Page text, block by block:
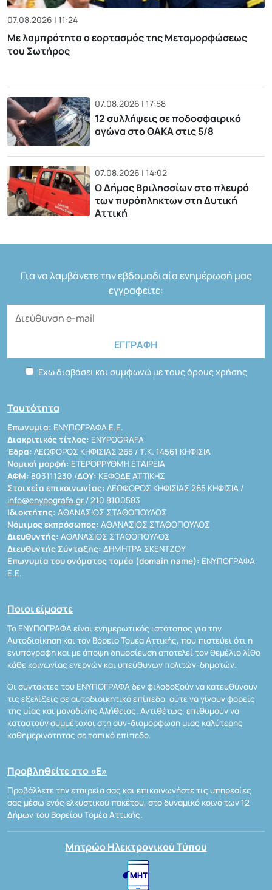
07.08.2026 | 11:24
Με λαμπρότητα ο εορτασμός της Μεταμορφώσεως
του Σωτήρος
07.08.2026 | 17:58
12 συλλήψεις σε ποδοσφαιρικό
αγώνα στο ΟΑΚΑ στις 5/8
07.08.2026 | 14:02
Ο Δήμος Βριλησσίων στο πλευρό
των πυρόπληκτων στη Δυτική
Αττική
Για να λαμβάνετε την εβδομαδιαία ενημέρωσή μας
εγγραφείτε:
Έχω διαβάσει και συμφωνώ με τους όρους χρήσης
Ταυτότητα
Επωνυμία: ΕΝΥΠΟΓΡΑΦΑ Ε.Ε.
Διακριτικός τίτλος: ENYPOGRAFA
Έδρα: ΛΕΩΦΟΡΟΣ ΚΗΦΙΣΙΑΣ 265 / Τ.Κ. 14561 ΚΗΦΙΣΙΑ
Νομική μορφή: ΕΤΕΡΟΡΡΥΘΜΗ ΕΤΑΙΡΕΙΑ
ΑΦΜ: 803111230 /ΔΟΥ: ΚΕΦΟΔΕ ΑΤΤΙΚΗΣ
Στοιχεία επικοινωνίας: ΛΕΩΦΟΡΟΣ ΚΗΦΙΣΙΑΣ 265 ΚΗΦΙΣΙΑ /
info@enypografa.gr / 210 8100583
Ιδιοκτήτης: ΑΘΑΝΑΣΙΟΣ ΣΤΑΘΟΠΟΥΛΟΣ
Νόμιμος εκπρόσωπος: ΑΘΑΝΑΣΙΟΣ ΣΤΑΘΟΠΟΥΛΟΣ
Διευθυντής: ΑΘΑΝΑΣΙΟΣ ΣΤΑΘΟΠΟΥΛΟΣ
Διευθυντής Σύνταξης: ΔΗΜΗΤΡΑ ΣΚΕΝΤΖΟΥ
Επωνυμία του ονόματος τομέα (domain name): ΕΝΥΠΟΓΡΑΦΑ
Ε.Ε.
Ποιοι είμαστε
Το ΕΝΥΠΟΓΡΑΦΑ είναι ενημερωτικός ιστότοπος για την
Αυτοδιοίκηση και τον Βόρειο Τομέα Αττικής, που πιστεύει ότι η
ενυπόγραφη και με άποψη δημοσίευση αποτελεί τον θεμέλιο λίθο
κάθε κοινωνίας ενεργών και υπεύθυνων πολιτών-δημοτών.
Οι συντάκτες του ΕΝΥΠΟΓΡΑΦΑ δεν φιλοδοξούν να κατευθύνουν
τις εξελίξεις σε αυτοδιοικητικό επίπεδο, ούτε να γίνουν φορείς
της μίας και μοναδικής Αλήθειας. Αντιθέτως, επιθυμούν να
καταστούν συμμέτοχοι στη συν-διαμόρφωση μιας καλύτερης
καθημερινότητας σε τοπικό επίπεδο.
Προβληθείτε στο «Ε»
Προβάλλετε την εταιρεία σας και επικοινωνήστε τις υπηρεσίες
σας μέσω ενός ελκυστικού πακέτου, στο δυναμικό κοινό των 12
Δήμων του Βορείου Τομέα Αττικής.
Μητρώο Ηλεκτρονικού Τύπου